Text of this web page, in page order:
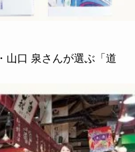
山口 泉さんが選ぶ「道